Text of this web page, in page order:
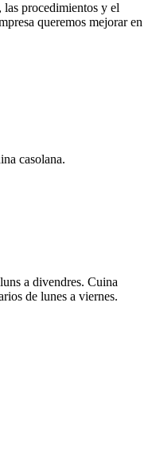
las procedimientos y el
queremos mejorar en
casolana.
a divendres. Cuina
de lunes a viernes.